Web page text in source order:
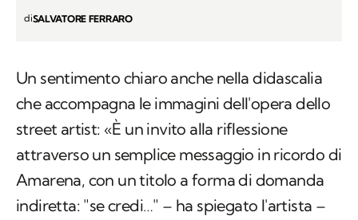
diSALVATORE FERRARO
Un sentimento chiaro anche nella didascalia
che accompagna le immagini dell'opera dello
street artist: «È un invito alla riflessione
attraverso un semplice messaggio in ricordo di
Amarena, con un titolo a forma di domanda
indiretta: "se credi…" – ha spiegato l'artista –